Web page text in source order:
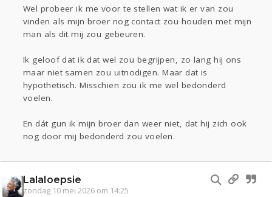
Wel probeer ik me voor te stellen wat ik er van zou
vinden als mijn broer nog contact zou houden met mijn
man als dit mij zou gebeuren.
Ik geloof dat ik dat wel zou begrijpen, zo lang hij ons
maar niet samen zou uitnodigen. Maar dat is
hypothetisch. Misschien zou ik me wel bedonderd
voelen.
En dát gun ik mijn broer dan weer niet, dat hij zich ook
nog door mij bedonderd zou voelen.
Lalaloepsie
zondag 10 mei 2026 om 14:25